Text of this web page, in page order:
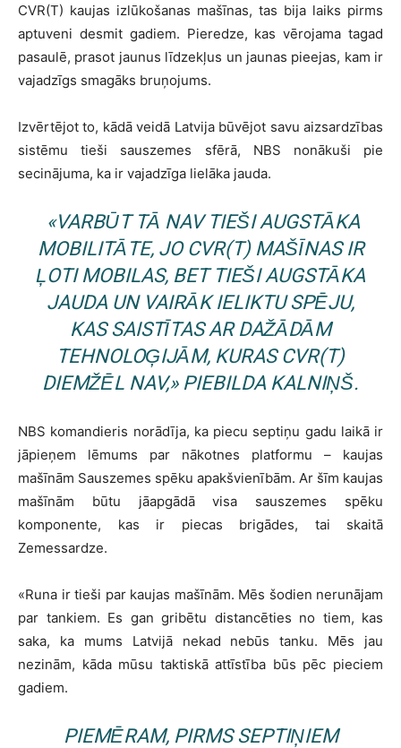
CVR(T) kaujas izlūkošanas mašīnas, tas bija laiks pirms
aptuveni desmit gadiem. Pieredze, kas vērojama tagad
pasaulē, prasot jaunus līdzekļus un jaunas pieejas, kam ir
vajadzīgs smagāks bruņojums.
Izvērtējot to, kādā veidā Latvija būvējot savu aizsardzības
sistēmu tieši sauszemes sfērā, NBS nonākuši pie
secinājuma, ka ir vajadzīga lielāka jauda.
«VARBŪT TĀ NAV TIEŠI AUGSTĀKA
MOBILITĀTE, JO CVR(T) MAŠĪNAS IR
ĻOTI MOBILAS, BET TIEŠI AUGSTĀKA
JAUDA UN VAIRĀK IELIKTU SPĒJU,
KAS SAISTĪTAS AR DAŽĀDĀM
TEHNOLOĢIJĀM, KURAS CVR(T)
DIEMŽĒL NAV,» PIEBILDA KALNIŅŠ.
NBS komandieris norādīja, ka piecu septiņu gadu laikā ir
jāpieņem lēmums par nākotnes platformu – kaujas
mašīnām Sauszemes spēku apakšvienībām. Ar šīm kaujas
mašīnām būtu jāapgādā visa sauszemes spēku
komponente, kas ir piecas brigādes, tai skaitā
Zemessardze.
«Runa ir tieši par kaujas mašīnām. Mēs šodien nerunājam
par tankiem. Es gan gribētu distancēties no tiem, kas
saka, ka mums Latvijā nekad nebūs tanku. Mēs jau
nezinām, kāda mūsu taktiskā attīstība būs pēc pieciem
gadiem.
PIEMĒRAM, PIRMS SEPTIŅIEM